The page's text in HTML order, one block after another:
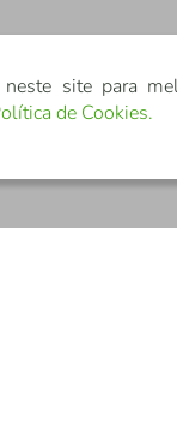
site para
de Cookies.